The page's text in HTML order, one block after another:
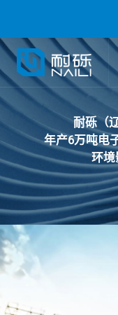
耐砾（
年产6万吨电
环境